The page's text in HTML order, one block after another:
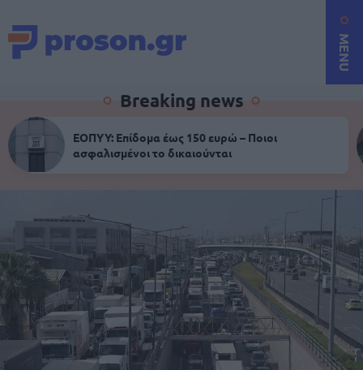
MENU
Breaking news
ΕΟΠΥΥ: Επίδομα έως 150 ευρώ – Ποιοι
ασφαλισμένοι το δικαιούνται